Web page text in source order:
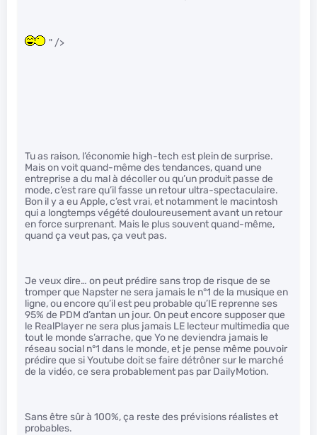
" />
Tu as raison, l’économie high-tech est plein de surprise.
Mais on voit quand-même des tendances, quand une
entreprise a du mal à décoller ou qu’un produit passe de
mode, c’est rare qu’il fasse un retour ultra-spectaculaire.
Bon il y a eu Apple, c’est vrai, et notamment le macintosh
qui a longtemps végété douloureusement avant un retour
en force surprenant. Mais le plus souvent quand-même,
quand ça veut pas, ça veut pas.
Je veux dire… on peut prédire sans trop de risque de se
tromper que Napster ne sera jamais le n°1 de la musique en
ligne, ou encore qu’il est peu probable qu’IE reprenne ses
95% de PDM d’antan un jour. On peut encore supposer que
le RealPlayer ne sera plus jamais LE lecteur multimedia que
tout le monde s’arrache, que Yo ne deviendra jamais le
réseau social n°1 dans le monde, et je pense même pouvoir
prédire que si Youtube doit se faire détrôner sur le marché
de la vidéo, ce sera probablement pas par DailyMotion.
Sans être sûr à 100%, ça reste des prévisions réalistes et
probables.